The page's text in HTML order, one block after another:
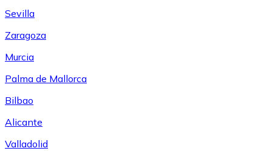
Sevilla
Zaragoza
Murcia
Palma de Mallorca
Bilbao
Alicante
Valladolid